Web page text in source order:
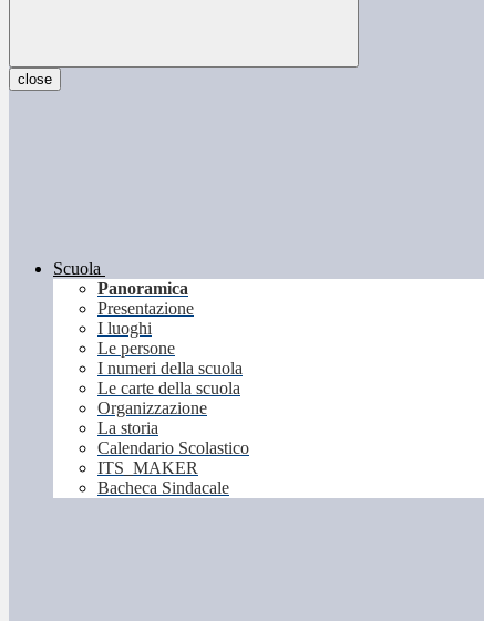
close
Scuola
Panoramica
Presentazione
I luoghi
Le persone
I numeri della scuola
Le carte della scuola
Organizzazione
La storia
Calendario Scolastico
ITS_MAKER
Bacheca Sindacale